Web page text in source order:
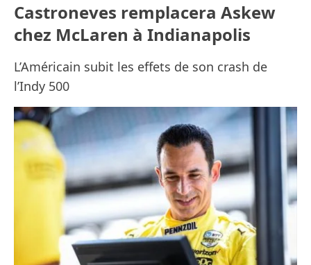
Castroneves remplacera Askew
chez McLaren à Indianapolis
L’Américain subit les effets de son crash de
l’Indy 500